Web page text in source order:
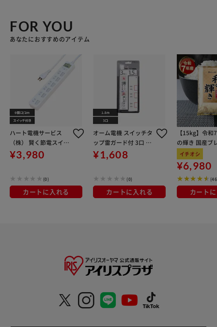
FOR YOU
あなたにおすすめのアイテム
ハート電機サービス
（株） 賢く節電スイッ
チ付きタップ6個口2m
ホワイト ETA-NWM62
¥3,980
(0)
カートに入れる
オーム電機 スイッチタ
ップ雷ガード付 3口 1.
5m HS-K1185W
¥1,608
(0)
カートに入れる
【15kg】令和
の輝き 国産ブ
kg×3袋
イチオシ
¥6,980
カート